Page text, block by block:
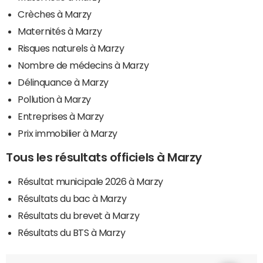
Crèches à Marzy
Maternités à Marzy
Risques naturels à Marzy
Nombre de médecins à Marzy
Délinquance à Marzy
Pollution à Marzy
Entreprises à Marzy
Prix immobilier à Marzy
Tous les résultats officiels à Marzy
Résultat municipale 2026 à Marzy
Résultats du bac à Marzy
Résultats du brevet à Marzy
Résultats du BTS à Marzy